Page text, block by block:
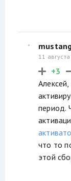
11
+3
период.
что то
этой